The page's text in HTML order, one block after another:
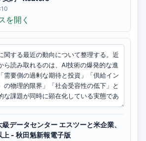
を開く
データセンター エスツーと米企業、
- 秋田魁新報電子版